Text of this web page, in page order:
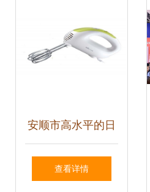
安顺市高水平的日
用百货与厨房小家
查看详情